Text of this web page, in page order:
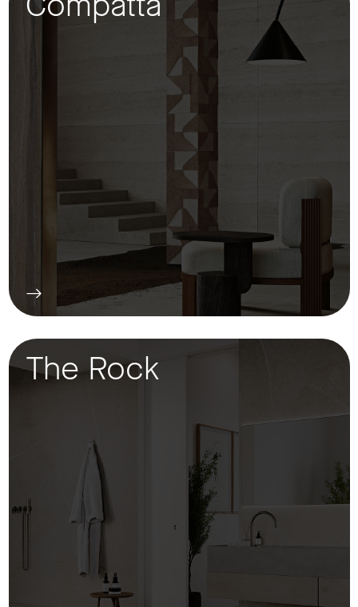
The Rock